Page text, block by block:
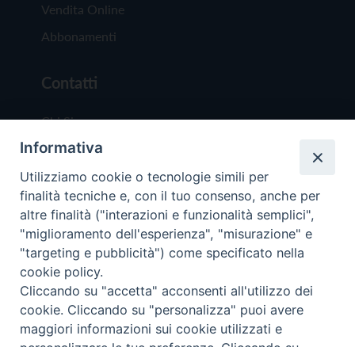
Vendita Online
Abbonamenti
Contatti
Chi Siamo
Redazione
Scrivici
Copyright © 2019 - Tutti i diritti riservati - Vita
Trentina Editrice
Privacy Policy
Informativa
Utilizziamo cookie o tecnologie simili per
finalità tecniche e, con il tuo consenso, anche per
altre finalità ("interazioni e funzionalità semplici",
"miglioramento dell'esperienza", "misurazione" e
"targeting e pubblicità") come specificato nella
cookie policy.
Cliccando su "accetta" acconsenti all'utilizzo dei
cookie. Cliccando su "personalizza" puoi avere
maggiori informazioni sui cookie utilizzati e